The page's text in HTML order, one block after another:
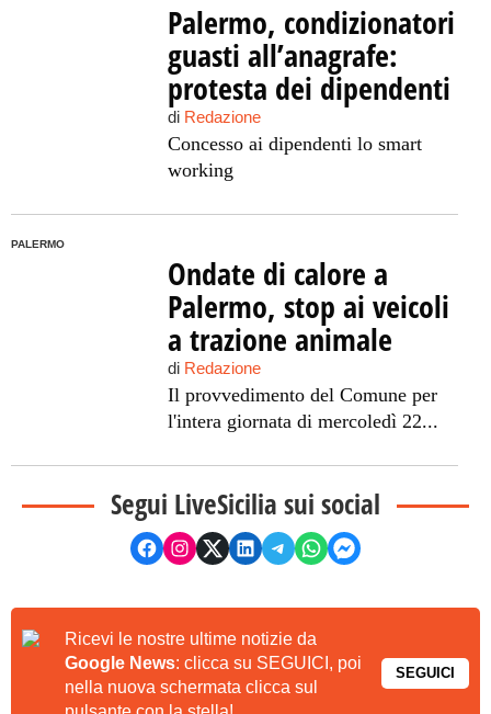
Palermo, condizionatori
guasti all’anagrafe:
protesta dei dipendenti
di Redazione
Concesso ai dipendenti lo smart
working
PALERMO
Ondate di calore a
Palermo, stop ai veicoli
a trazione animale
di Redazione
Il provvedimento del Comune per
l'intera giornata di mercoledì 22...
Segui LiveSicilia sui social
Ricevi le nostre ultime notizie da
Google News: clicca su SEGUICI, poi
nella nuova schermata clicca sul
SEGUICI